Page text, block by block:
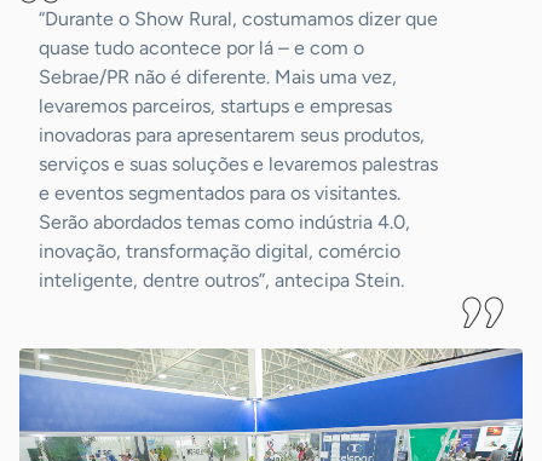
“Durante o Show Rural, costumamos dizer que
quase tudo acontece por lá – e com o
Sebrae/PR não é diferente. Mais uma vez,
levaremos parceiros, startups e empresas
inovadoras para apresentarem seus produtos,
serviços e suas soluções e levaremos palestras
e eventos segmentados para os visitantes.
Serão abordados temas como indústria 4.0,
inovação, transformação digital, comércio
inteligente, dentre outros”, antecipa Stein.